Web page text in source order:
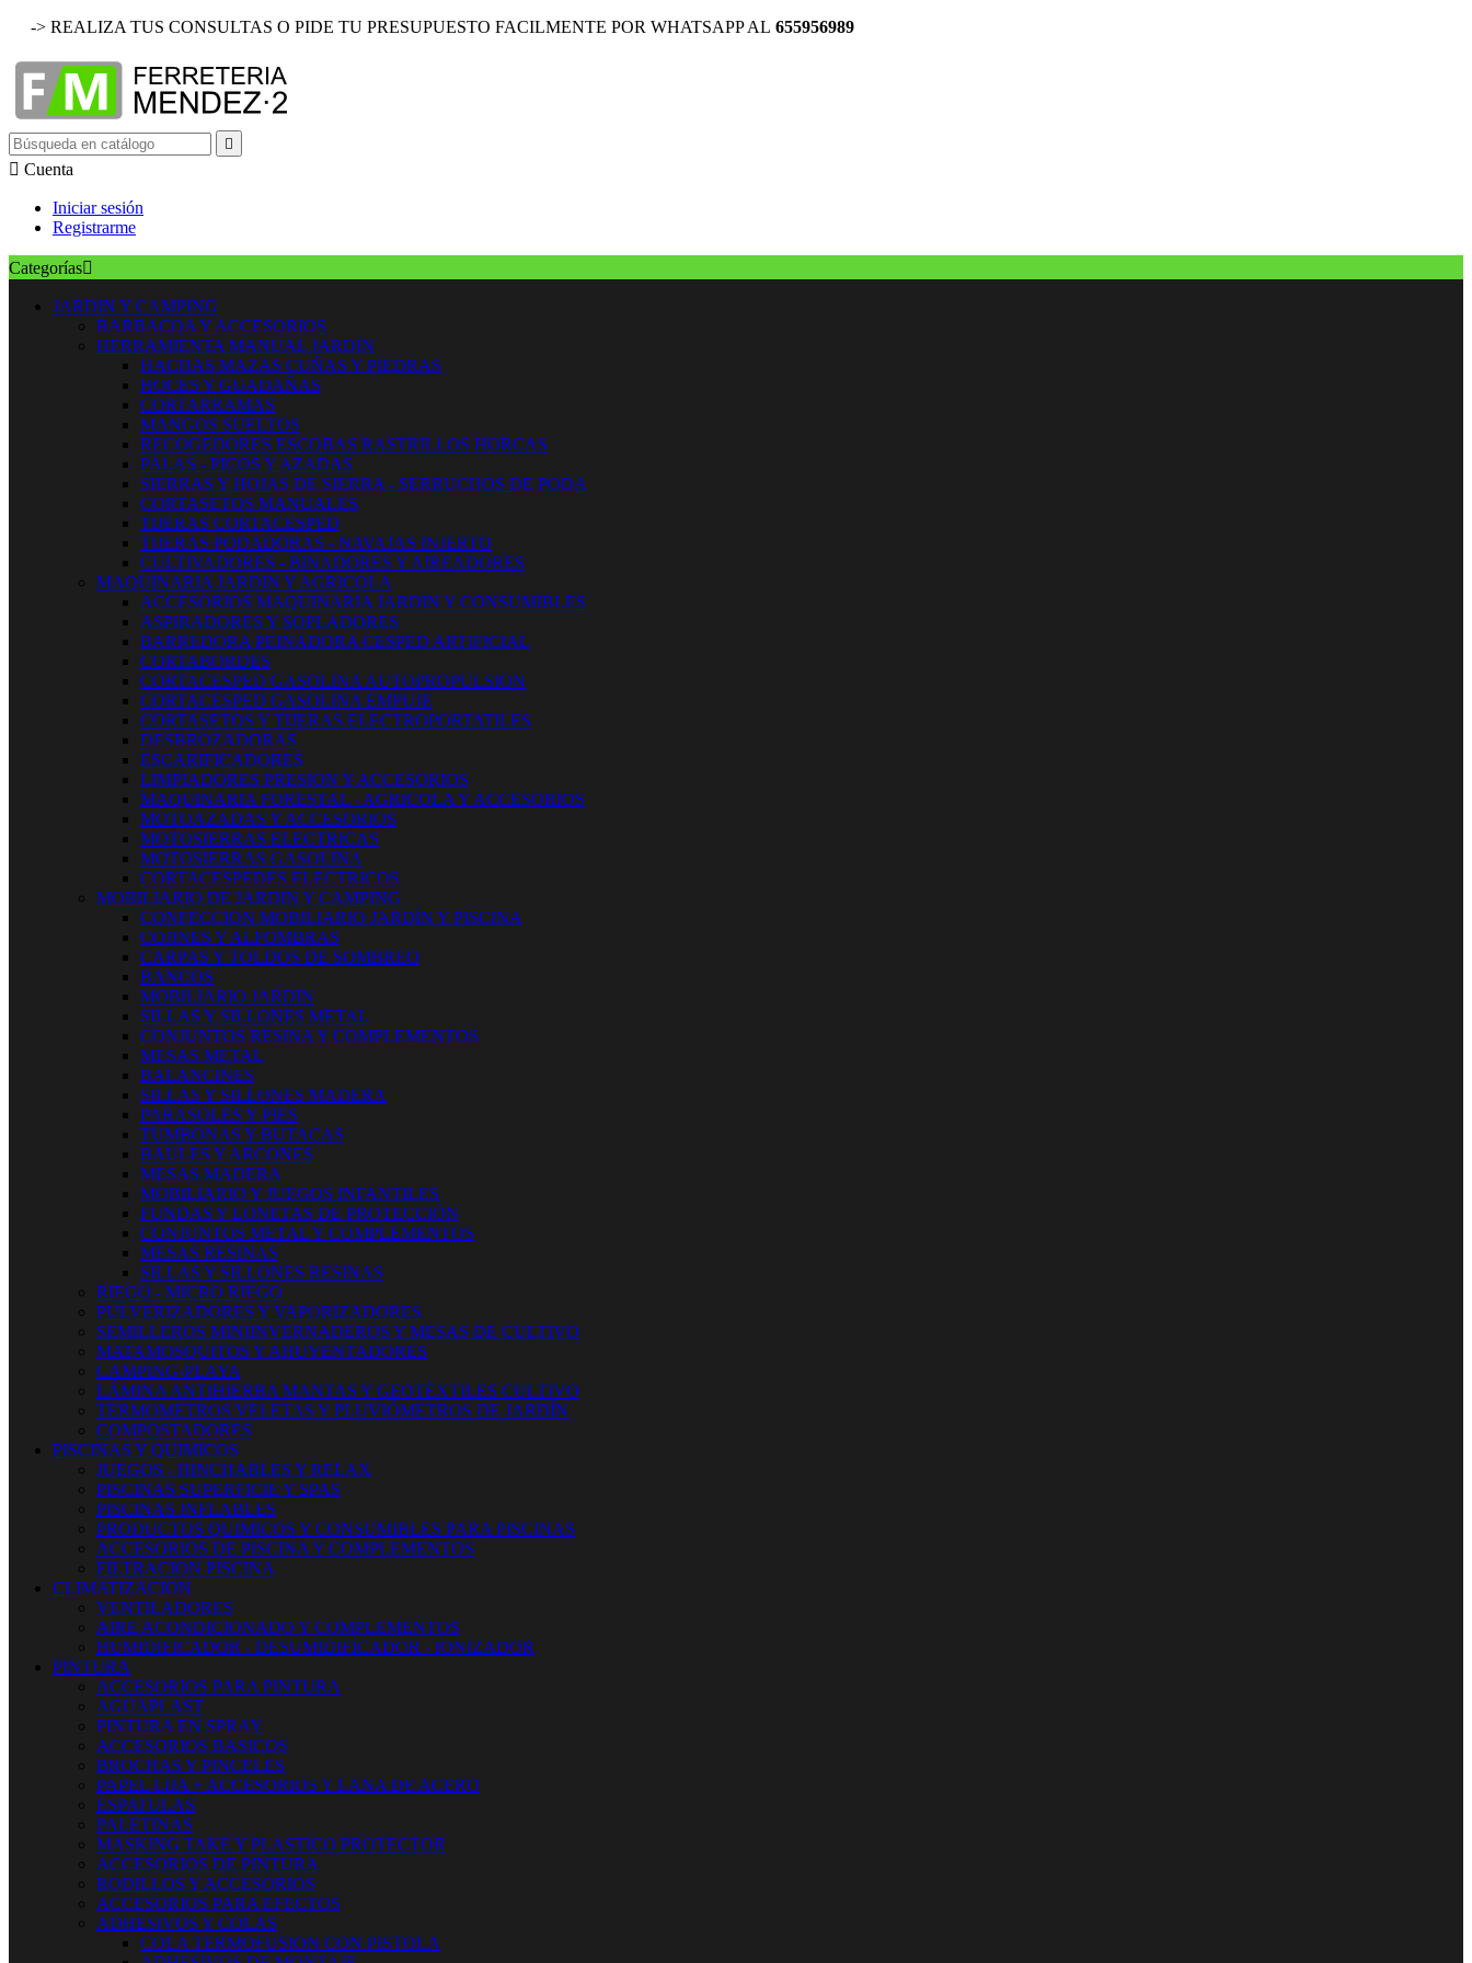
-> REALIZA TUS CONSULTAS O PIDE TU PRESUPUESTO FACILMENTE POR WHATSAPP AL 655956989

 Cuenta
Iniciar sesión
Registrarme
Categorías
JARDIN Y CAMPING
BARBACOA Y ACCESORIOS
HERRAMIENTA MANUAL JARDIN
HACHAS MAZAS CUÑAS Y PIEDRAS
HOCES Y GUADAÑAS
CORTARRAMAS
MANGOS SUELTOS
RECOGEDORES ESCOBAS RASTRILLOS HORCAS
PALAS - PICOS Y AZADAS
SIERRAS Y HOJAS DE SIERRA - SERRUCHOS DE PODA
CORTASETOS MANUALES
TIJERAS CORTACESPED
TIJERAS PODADORAS - NAVAJAS INJERTO
CULTIVADORES - BINADORES Y AIREADORES
MAQUINARIA JARDIN Y AGRICOLA
ACCESORIOS MAQUINARIA JARDIN Y CONSUMIBLES
ASPIRADORES Y SOPLADORES
BARREDORA PEINADORA CESPED ARTIFICIAL
CORTABORDES
CORTACESPED GASOLINA AUTOPROPULSION
CORTACESPED GASOLINA EMPUJE
CORTASETOS Y TIJERAS ELECTROPORTATILES
DESBROZADORAS
ESCARIFICADORES
LIMPIADORES PRESION Y ACCESORIOS
MAQUINARIA FORESTAL - AGRICOLA Y ACCESORIOS
MOTOAZADAS Y ACCESORIOS
MOTOSIERRAS ELECTRICAS
MOTOSIERRAS GASOLINA
CORTACESPEDES ELECTRICOS
MOBILIARIO DE JARDIN Y CAMPING
CONFECCION MOBILIARIO JARDÍN Y PISCINA
COJINES Y ALFOMBRAS
CARPAS Y TOLDOS DE SOMBREO
BANCOS
MOBILIARIO JARDIN
SILLAS Y SILLONES METAL
CONJUNTOS RESINA Y COMPLEMENTOS
MESAS METAL
BALANCINES
SILLAS Y SILLONES MADERA
PARASOLES Y PIES
TUMBONAS Y BUTACAS
BAULES Y ARCONES
MESAS MADERA
MOBILIARIO Y JUEGOS INFANTILES
FUNDAS Y LONETAS DE PROTECCIÓN
CONJUNTOS METAL Y COMPLEMENTOS
MESAS RESINAS
SILLAS Y SILLONES RESINAS
RIEGO - MICRO RIEGO
PULVERIZADORES Y VAPORIZADORES
SEMILLEROS MINIINVERNADEROS Y MESAS DE CULTIVO
MATAMOSQUITOS Y AHUYENTADORES
CAMPING-PLAYA
LÁMINA ANTIHIERBA MANTAS Y GEOTÉXTILES CULTIVO
TERMOMETROS VELETAS Y PLUVIÓMETROS DE JARDÍN
COMPOSTADORES
PISCINAS Y QUIMICOS
JUEGOS - HINCHABLES Y RELAX
PISCINAS SUPERFICIE Y SPAS
PISCINAS INFLABLES
PRODUCTOS QUIMICOS Y CONSUMIBLES PARA PISCINAS
ACCESORIOS DE PISCINA Y COMPLEMENTOS
FILTRACION PISCINA
CLIMATIZACION
VENTILADORES
AIRE ACONDICIONADO Y COMPLEMENTOS
HUMIDIFICADOR - DESUMIDIFICADOR - IONIZADOR
PINTURA
ACCESORIOS PARA PINTURA
AGUAPLAST
PINTURA EN SPRAY
ACCESORIOS BASICOS
BROCHAS Y PINCELES
PAPEL LIJA + ACCESORIOS Y LANA DE ACERO
ESPATULAS
PALETINAS
MASKING TAKE Y PLASTICO PROTECTOR
ACCESORIOS DE PINTURA
RODILLOS Y ACCESORIOS
ACCESORIOS PARA EFECTOS
ADHESIVOS Y COLAS
COLA TERMOFUSION CON PISTOLA